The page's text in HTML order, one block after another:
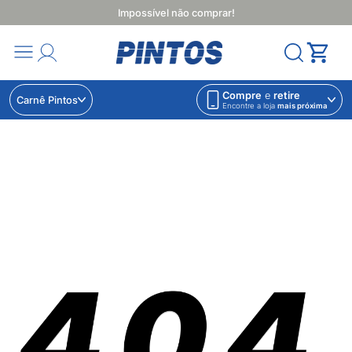
Impossível não comprar!
Carnê Pintos Compre e retire
Encontre a loja mais próxima